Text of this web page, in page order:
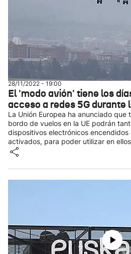
28/11/2022 - 19:00
El 'modo avión' tiene los
acceso a redes 5G durante
La Unión Europea ha anunciado que
bordo de vuelos en la UE podrán
dispositivos electrónicos encendidos
activados, para poder utilizar en